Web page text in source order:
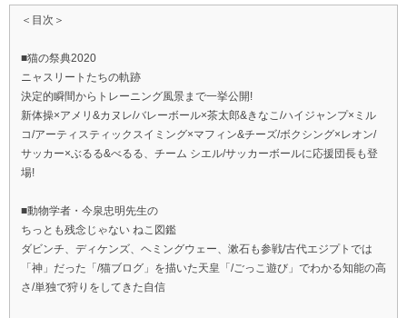
＜目次＞
■猫の祭典2020
ニャスリートたちの軌跡
決定的瞬間からトレーニング風景まで一挙公開!
新体操×アメリ&カヌレ/バレーボール×茶太郎&きなこ/ハイジャンプ×ミル
コ/アーティスティックスイミング×マフィン&チーズ/ボクシング×レオン/
サッカー×ぶるる&べるる、チーム シエル/サッカーボールに応援団長も登
場!
■動物学者・今泉忠明先生の
ちっとも残念じゃない ねこ図鑑
ダビンチ、ディケンズ、ヘミングウェー、漱石も参戦/古代エジプトでは
「神」だった「/猫ブログ」を描いた天皇「/ごっこ遊び」でわかる知能の高
さ/単独で狩りをしてきた自信